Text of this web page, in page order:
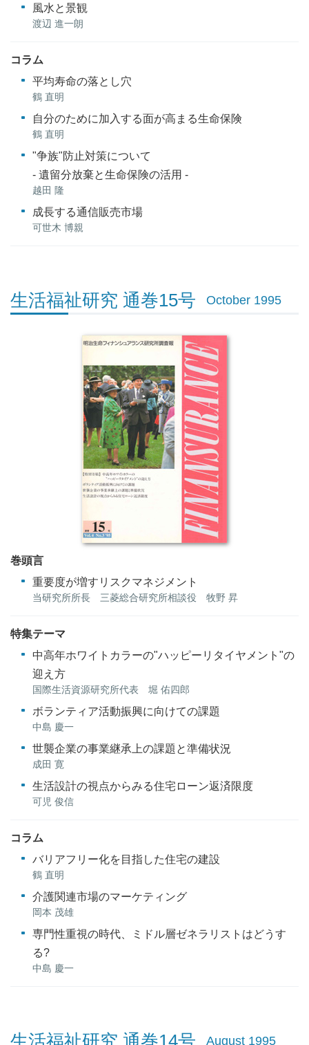
風水と景観
渡辺 進一朗
コラム
平均寿命の落とし穴
鶴 直明
自分のために加入する面が高まる生命保険
鶴 直明
"争族"防止対策について
- 遺留分放棄と生命保険の活用 -
越田 隆
成長する通信販売市場
可世木 博親
生活福祉研究 通巻15号 October 1995
巻頭言
重要度が増すリスクマネジメント
当研究所所長 三菱総合研究所相談役 牧野 昇
特集テーマ
中高年ホワイトカラーの"ハッピーリタイヤメント"の
迎え方
国際生活資源研究所代表 堀 佑四郎
ボランティア活動振興に向けての課題
中島 慶一
世襲企業の事業継承上の課題と準備状況
成田 寛
生活設計の視点からみる住宅ローン返済限度
可児 俊信
コラム
バリアフリー化を目指した住宅の建設
鶴 直明
介護関連市場のマーケティング
岡本 茂雄
専門性重視の時代、ミドル層ゼネラリストはどうす
る?
中島 慶一
生活福祉研究 通巻14号 August 1995